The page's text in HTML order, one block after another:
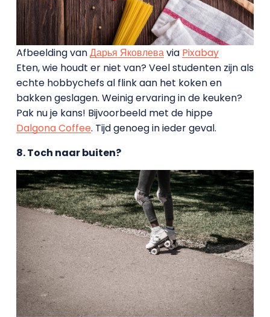
Afbeelding vanДарья Яковлеваvia Pixabay
Eten, wie houdt er niet van? Veel studenten zijn als
echte hobbychefs al flink aan het koken en
bakken geslagen. Weinig ervaring in de keuken?
Pak nu je kans! Bijvoorbeeld met de hippe
Dalgona Coffee. Tijd genoeg in ieder geval.
8. Toch naar buiten?